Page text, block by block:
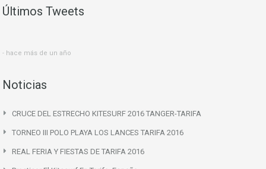
Últimos Tweets
hace más de un año
Noticias
CRUCE DEL ESTRECHO KITESURF 2016 TANGER-TARIFA
TORNEO III POLO PLAYA LOS LANCES TARIFA 2016
REAL FERIA Y FIESTAS DE TARIFA 2016